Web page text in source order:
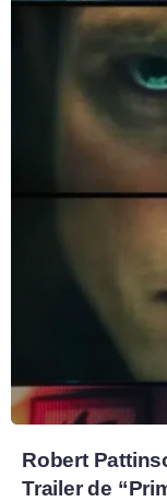
Robert
Trailer de